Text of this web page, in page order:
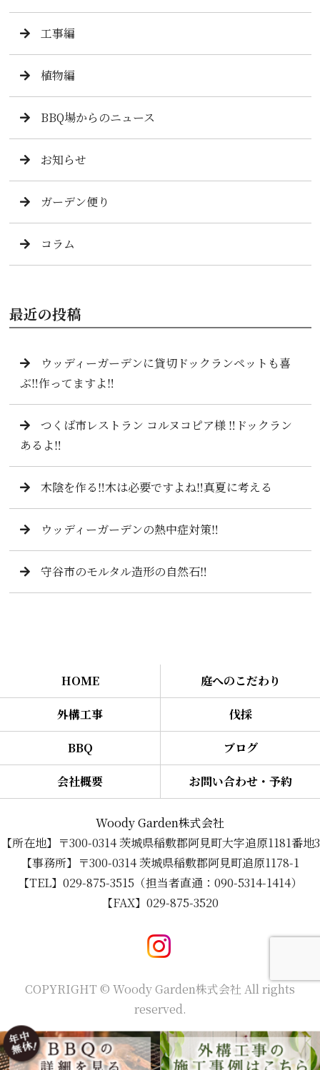
工事編
植物編
BBQ場からのニュース
お知らせ
ガーデン便り
コラム
最近の投稿
ウッディーガーデンに貸切ドックランペットも喜
ぶ‼️作ってますよ‼️
つくば市レストラン コルヌコピア様 ‼️ドックラン
あるよ‼️
木陰を作る‼️木は必要ですよね‼️真夏に考える
ウッディーガーデンの熱中症対策‼️
守谷市のモルタル造形の自然石‼️
HOME 庭へのこだわり
外構工事 伐採
BBQ ブログ
会社概要 お問い合わせ・予約
Woody Garden株式会社
【所在地】〒300-0314 茨城県稲敷郡阿見町大字追原1181番地3
【事務所】〒300-0314 茨城県稲敷郡阿見町追原1178-1
【TEL】029-875-3515（担当者直通：090-5314-1414）
【FAX】029-875-3520
COPYRIGHT © Woody Garden株式会社 All rights
reserved.